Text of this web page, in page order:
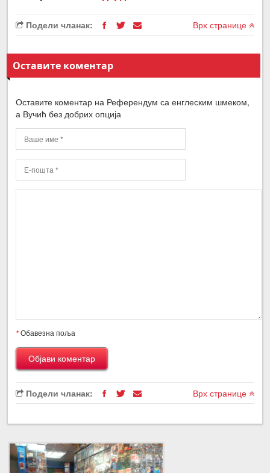
Подели чланак: Врх странице
Оставите коментар
Оставите коментар на Референдум са енглеским шмеком,
а Вучић без добрих опција
*Обавезна поља
Подели чланак: Врх странице